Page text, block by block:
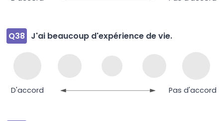
Q38 J'ai beaucoup d'expérience de vie.
D'accord Pas d'accord